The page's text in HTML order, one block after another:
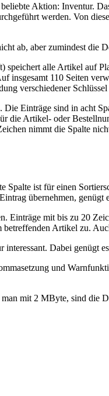
Aktion: Inventur.
werden. Von
ab, aber zumindest die
alle Artikel auf
insgesamt 110 Seiten
verschiedener
Die Einträge sind in acht
die Artikel- oder
nimmt die Spalte
ist für einen
übernehmen,
Einträge mit bis zu 20
Artikel zu.
Dabei genügt
und
mit 2 MByte, sind die